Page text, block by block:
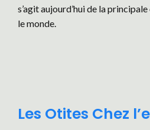
s’agit aujourd’hui de la
le monde.
Les Otites Chez